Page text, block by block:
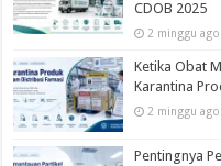
CDOB 2025
2 minggu ago
Ketika Obat
Karantina
2 minggu ago
Pentingnya